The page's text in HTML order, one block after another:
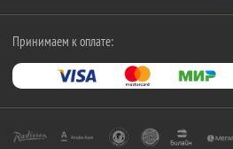
Принимаем к оплате: